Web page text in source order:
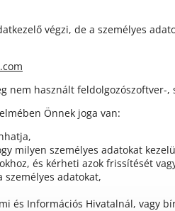
végzi, de a személyes
nem használt feldolgozószoftver-
Önnek joga van:
milyen személyes adatokat
és kérheti azok frissítését
adatokat,
és Információs Hivatalnál, vagy